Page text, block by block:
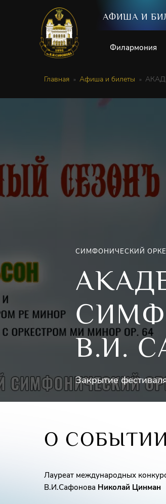
АФИША И
Филармония
Главная Афиша и билеты
СИМФОНИЧЕСКИЙ
В.И.
Закрытие
О СОБЫТИИ
Лауреат международных
В.И.Сафонова Николай Цинман